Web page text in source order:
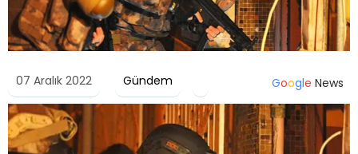
07 Aralık 2022 Gündem Google News